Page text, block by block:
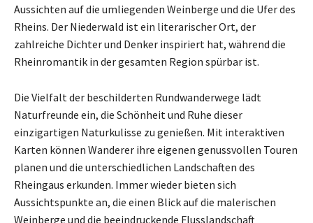
Aussichten auf die umliegenden Weinberge und die Ufer des
Rheins. Der Niederwald ist ein literarischer Ort, der
zahlreiche Dichter und Denker inspiriert hat, während die
Rheinromantik in der gesamten Region spürbar ist.
Die Vielfalt der beschilderten Rundwanderwege lädt
Naturfreunde ein, die Schönheit und Ruhe dieser
einzigartigen Naturkulisse zu genießen. Mit interaktiven
Karten können Wanderer ihre eigenen genussvollen Touren
planen und die unterschiedlichen Landschaften des
Rheingaus erkunden. Immer wieder bieten sich
Aussichtspunkte an, die einen Blick auf die malerischen
Weinberge und die beeindruckende Flusslandschaft